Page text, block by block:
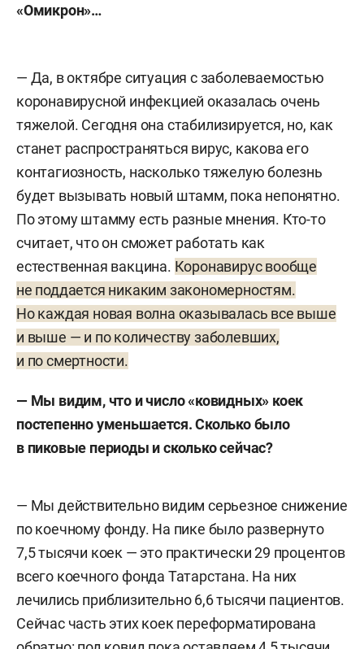
«Омикрон»…
— Да, в октябре ситуация с заболеваемостью
коронавирусной инфекцией оказалась очень
тяжелой. Сегодня она стабилизируется, но, как
станет распространяться вирус, какова его
контагиозность, насколько тяжелую болезнь
будет вызывать новый штамм, пока непонятно.
По этому штамму есть разные мнения. Кто-то
считает, что он сможет работать как
естественная вакцина. Коронавирус вообще
не поддается никаким закономерностям.
Но каждая новая волна оказывалась все выше
и выше — и по количеству заболевших,
и по смертности.
— Мы видим, что и число «ковидных» коек
постепенно уменьшается. Сколько было
в пиковые периоды и сколько сейчас?
— Мы действительно видим серьезное снижение
по коечному фонду. На пике было развернуто
7,5 тысячи коек — это практически 29 процентов
всего коечного фонда Татарстана. На них
лечились приблизительно 6,6 тысячи пациентов.
Сейчас часть этих коек переформатирована